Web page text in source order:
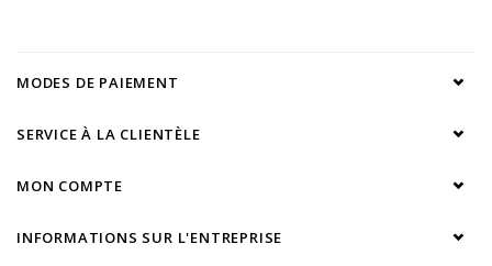
MODES DE PAIEMENT
SERVICE À LA CLIENTÈLE
MON COMPTE
INFORMATIONS SUR L'ENTREPRISE